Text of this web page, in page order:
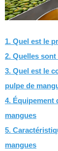
1. Quel est le
2. Quelles
3. Quel est le
pulpe de
4. Équipement
mangues
5.
mangues